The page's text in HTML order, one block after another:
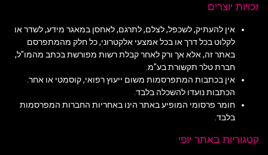
זכויות יוצרים
אין להעתיק, לשכפל, לצלם, לתרגם, לאחסן במאגר מידע, לשדר או
לקלוט בכל דרך או בכל אמצעי אלקטרוני, כל חלק מהמתפרסם
באתר זה, אלא אך ורק לאחר קבלת רשות מפורשת בכתב מהמו"ל,
חברת טלר תקשורת בע"מ.
אין בכתבות המתפרסמות משום ייעוץ רפואי, קוסמטי או אחר.
הכתבות נועדו להשכלה בלבד.
חומר פרסומי המופיע באתר הינו באחריות החברות המפרסמות
בלבד.
קטגוריות באתר יופי